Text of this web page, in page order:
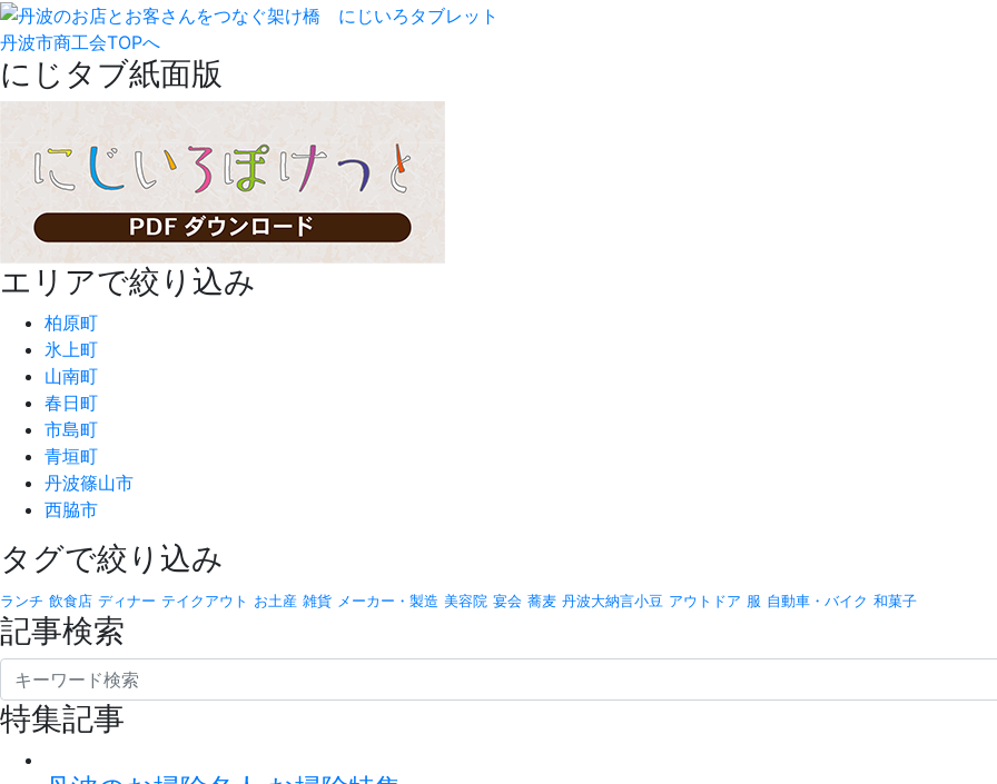
丹波市商工会TOPへ
にじタブ紙面版
エリアで絞り込み
柏原町
氷上町
山南町
春日町
市島町
青垣町
丹波篠山市
西脇市
タグで絞り込み
ランチ 飲食店 ディナー テイクアウト お土産 雑貨 メーカー・製造 美容院 宴会 蕎麦 丹波大納言小豆 アウトドア 服 自動車・バイク 和菓子
記事検索
特集記事